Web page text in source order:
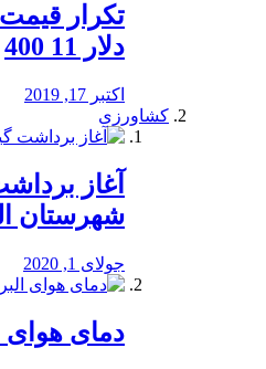
تکرار
دلار 11 400
اکتبر 17, 2019
کشاورزی
آغاز
شهرستان
جولای 1, 2020
دمای هوای